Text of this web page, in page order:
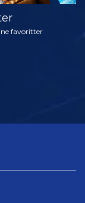
favoritter